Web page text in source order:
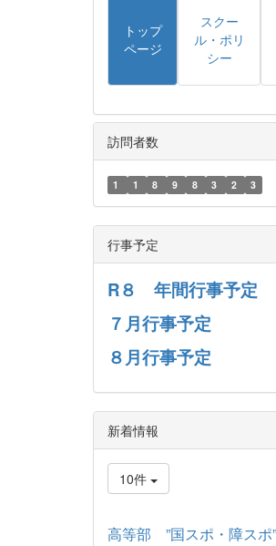
トップ
ページ
スクー
ル・ポリ
シー
訪問者数
1 1 8 9 8 3 2 3
行事予定
R８ 年間行事予定
７月行事予定
８月行事予定
新着情報
10件